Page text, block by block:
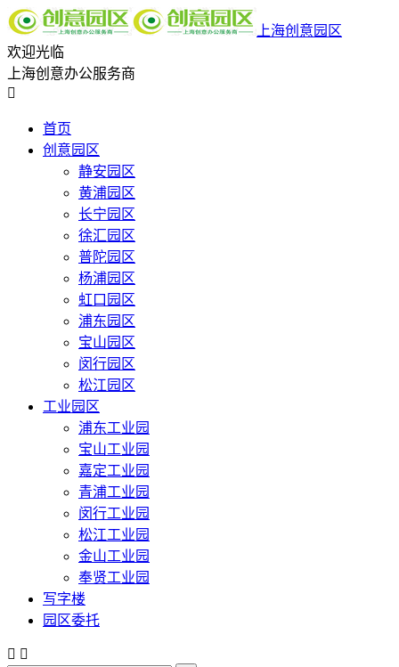
上海创意园区
欢迎光临
上海创意办公服务商

首页
创意园区
静安园区
黄浦园区
长宁园区
徐汇园区
普陀园区
杨浦园区
虹口园区
浦东园区
宝山园区
闵行园区
松江园区
工业园区
浦东工业园
宝山工业园
嘉定工业园
青浦工业园
闵行工业园
松江工业园
金山工业园
奉贤工业园
写字楼
园区委托
 